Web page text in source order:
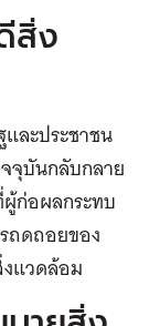
สิ่ง
ละประชาชน
จุบันกลับกลาย
ก่อผลกระทบ
ถดถอยของ
แวดล้อม